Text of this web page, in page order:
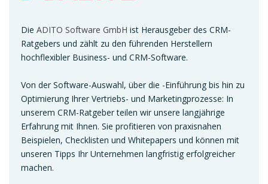
Die ADITO Software GmbH ist Herausgeber des CRM-
Ratgebers und zählt zu den führenden Herstellern
hochflexibler Business- und CRM-Software.
Von der Software-Auswahl, über die -Einführung bis hin zu
Optimierung Ihrer Vertriebs- und Marketingprozesse: In
unserem CRM-Ratgeber teilen wir unsere langjährige
Erfahrung mit Ihnen. Sie profitieren von praxisnahen
Beispielen, Checklisten und Whitepapers und können mit
unseren Tipps Ihr Unternehmen langfristig erfolgreicher
machen.